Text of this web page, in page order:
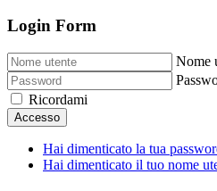
Login Form
Nome
Ricordami
Accesso
Hai dimenticato la tua
Hai dimenticato il tuo nome